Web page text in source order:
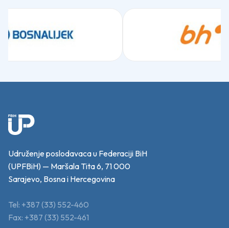
Udruženje poslodavaca u Federaciji BiH
(UPFBiH) — Maršala Tita 6, 71 000
Sarajevo, Bosna i Hercegovina
Tel: +387 (33) 552-460
Fax: +387 (33) 552-461